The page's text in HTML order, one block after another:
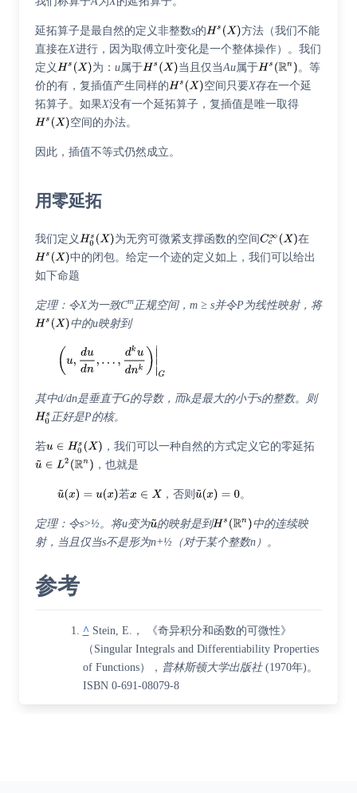
延拓算子是最自然的定义非整数s的
方法（我们不能
直接在X进行，因为取傅立叶变化是一个整体操作）。我们
定义
为：u属于 当且仅当Au属于
。等
价的有，复插值产生同样的
空间只要X存在一个延
拓算子。如果X没有一个延拓算子，复插值是唯一取得
空间的办法。
因此，插值不等式仍然成立。
用零延拓
我们定义 为无穷可微紧支撑函数的空间
在
中的闭包。给定一个迹的定义如上，我们可以给出
如下命题
定理：令X为一致Cm正规空间，m ≥ s并令P为线性映射，将
中的u映射到
其中d/dn是垂直于G的导数，而k是最大的小于s的整数。则
正好是P的核。
若
，我们可以一种自然的方式定义它的零延拓
，也就是
若 ，否则 。
定理：令s>½。将u变为 的映射是到
中的连续映
射，当且仅当s不是形为n+½（对于某个整数n）。
参考
^ Stein, E.， 《奇异积分和函数的可微性》
（Singular Integrals and Differentiability Properties
of Functions）， 普林斯顿大学出版社(1970年)。
ISBN 0-691-08079-8